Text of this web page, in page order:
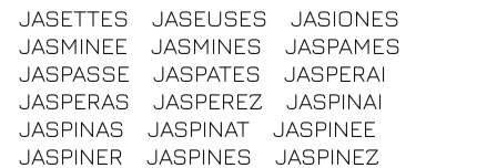
JASETTES
JASEUSES
JASIONES
JASMINEE
JASMINES
JASPAMES
JASPASSE
JASPATES
JASPERAI
JASPERAS
JASPEREZ
JASPINAI
JASPINAS
JASPINAT
JASPINEE
JASPINER
JASPINES JASPINEZ